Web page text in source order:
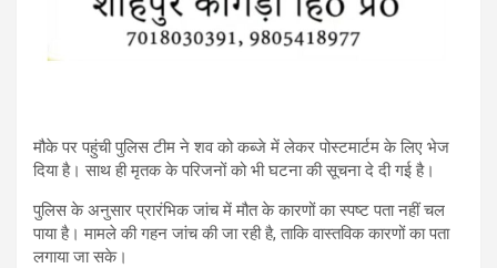
मौके पर पहुंची पुलिस टीम ने शव को कब्जे में लेकर पोस्टमार्टम के लिए भेज
दिया है। साथ ही मृतक के परिजनों को भी घटना की सूचना दे दी गई है।
पुलिस के अनुसार प्रारंभिक जांच में मौत के कारणों का स्पष्ट पता नहीं चल
पाया है। मामले की गहन जांच की जा रही है, ताकि वास्तविक कारणों का पता
लगाया जा सके।